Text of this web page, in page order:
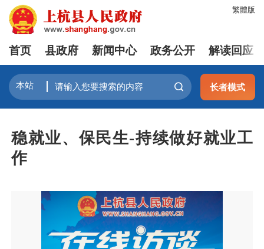
繁體版
首页 县政府 新闻中心 政务公开 解读回应
长者模式
稳就业、保民生-持续做好就业工
作